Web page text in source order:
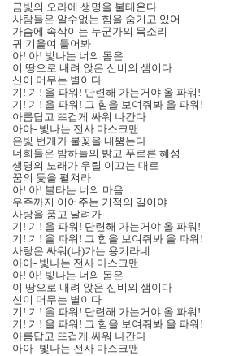
금빛의 오라에 생명을 불태운다
사람들은 알수없는 힘을 숨기고 있어
가슴에 속삭이는 누군가의 목소리
귀 기울여 들어봐
아! 아! 빛나는 너의 몸은
이 땅으로 내려 앉은 신비의 샘이다
신이 머무는 별이다
기! 기! 올 파워! 단련해 가는거야 올 파워!
기! 기! 올 파워! 그 힘을 보여줘봐 올 파워!
아름답고 뜨겁게 싸워 나간다
아아- 빛나는 전사 마스크맨
은빛 번개가 불꽃을 내뿜는다
너희들은 밤하늘의 밝고 푸르른 혜성
생명의 노래가 우릴 이끄는 대로
꿈의 돛을 펼쳐라
아! 아! 불타는 너의 마음
우주까지 이어주는 기적의 길이야
사랑을 품고 달려가
기! 기! 올 파워! 단련해 가는거야 올 파워!
기! 기! 올 파워! 그 힘을 보여줘봐 올 파워!
사랑은 싸워(나)가는 용기라네
아아- 빛나는 전사 마스크맨
아! 아! 빛나는 너의 몸은
이 땅으로 내려 앉은 신비의 샘이다
신이 머무는 별이다
기! 기! 올 파워! 단련해 가는거야 올 파워!
기! 기! 올 파워! 그 힘을 보여줘봐 올 파워!
아름답고 뜨겁게 싸워 나간다
아아- 빛나는 전사 마스크맨